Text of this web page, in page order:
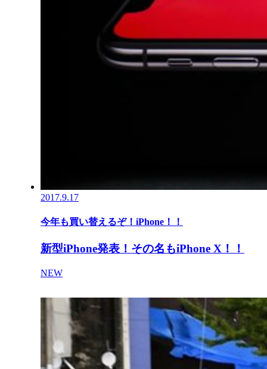
2017.9.17
今年も買い替えるぞ！iPhone！！
新型iPhone発表！その名もiPhone X！！
NEW